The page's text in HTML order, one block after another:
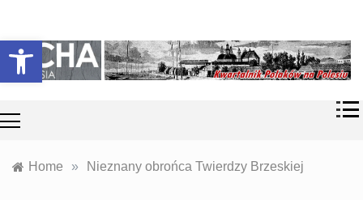
Otwórz pasek narzędzi
content
Echa
Polesia
współczesność
Polaków na
Polesiu.
Home » Nieznany obrońca Twierdzy Brzeskiej